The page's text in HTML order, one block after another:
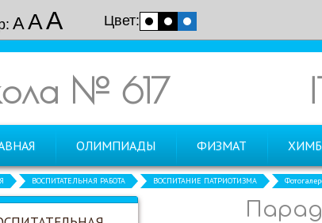
ААА Цвет:
№ 617
ОЛИМПИАДЫ ФИЗМАТ
ВОСПИТАТЕЛЬНАЯ РАБОТА ВОСПИТАНИЕ ПАТРИОТИЗМА
Парад